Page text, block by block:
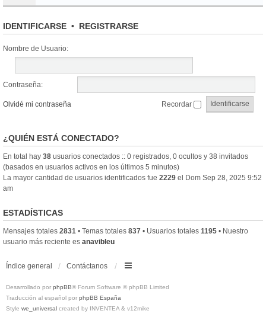
IDENTIFICARSE • REGISTRARSE
Nombre de Usuario:
Contraseña:
Olvidé mi contraseña Recordar
¿QUIÉN ESTÁ CONECTADO?
En total hay 38 usuarios conectados :: 0 registrados, 0 ocultos y 38 invitados
(basados en usuarios activos en los últimos 5 minutos)
La mayor cantidad de usuarios identificados fue 2229 el Dom Sep 28, 2025 9:52
am
ESTADÍSTICAS
Mensajes totales 2831 • Temas totales 837 • Usuarios totales 1195 • Nuestro
usuario más reciente es anavibleu
Índice general Contáctanos
Desarrollado por phpBB® Forum Software © phpBB Limited
Traducción al español por phpBB España
Style we_universal created by INVENTEA & v12mike